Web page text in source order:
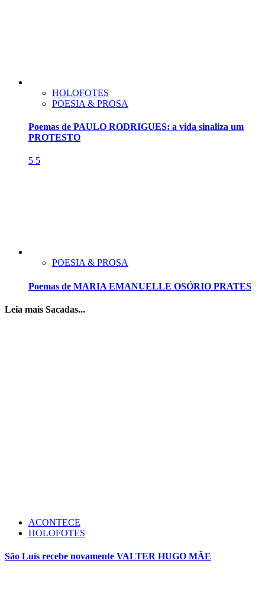
HOLOFOTES
POESIA & PROSA
Poemas de PAULO RODRIGUES: a vida sinaliza um
PROTESTO
5 5
POESIA & PROSA
Poemas de MARIA EMANUELLE OSÓRIO PRATES
Leia mais Sacadas...
ACONTECE
HOLOFOTES
São Luís recebe novamente VALTER HUGO MÃE